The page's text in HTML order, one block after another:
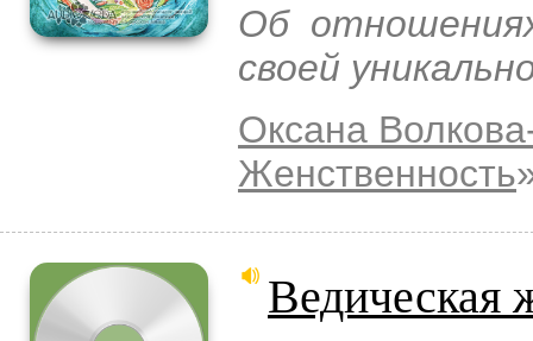
Об
своей
Оксана
Женственность
Ведическая